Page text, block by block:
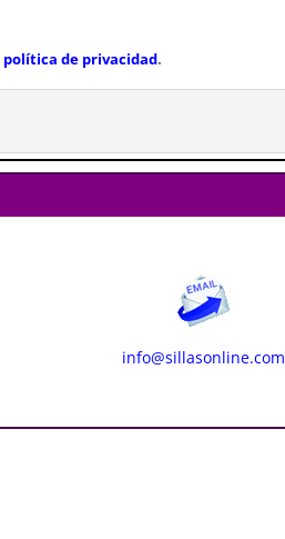
política de privacidad.
info@sillasonline.com